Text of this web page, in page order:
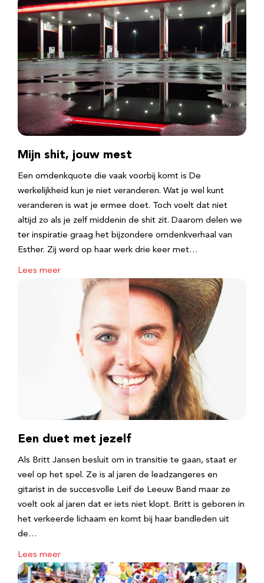
Mijn shit, jouw mest
Een omdenkquote die vaak voorbij komt is De
werkelijkheid kun je niet veranderen. Wat je wel kunt
veranderen is wat je ermee doet. Toch voelt dat niet
altijd zo als je zelf middenin de shit zit. Daarom delen we
ter inspiratie graag het bijzondere omdenkverhaal van
Esther. Zij werd op haar werk drie keer met…
Lees meer
Een duet met jezelf
Als Britt Jansen besluit om in transitie te gaan, staat er
veel op het spel. Ze is al jaren de leadzangeres en
gitarist in de succesvolle Leif de Leeuw Band maar ze
voelt ook al jaren dat er iets niet klopt. Britt is geboren in
het verkeerde lichaam en komt bij haar bandleden uit
de…
Lees meer